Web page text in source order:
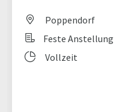
Poppendorf
Feste Anstellung
Vollzeit